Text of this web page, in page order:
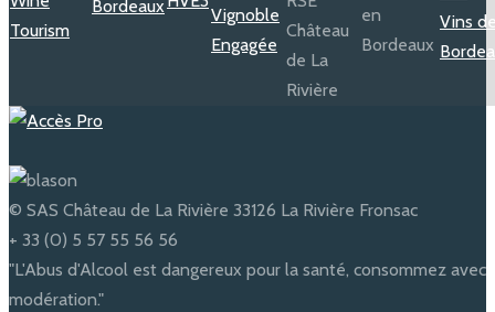
© SAS Château de La Rivière 33126 La Rivière Fronsac
+ 33 (0) 5 57 55 56 56
"L'Abus d'Alcool est dangereux pour la santé, consommez avec
modération."